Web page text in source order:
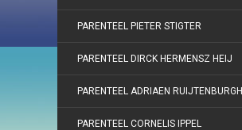
PARENTEEL PIETER STIGTER
PARENTEEL DIRCK HERMENSZ HEIJ
PARENTEEL ADRIAEN RUIJTENBURGH
PARENTEEL CORNELIS IPPEL